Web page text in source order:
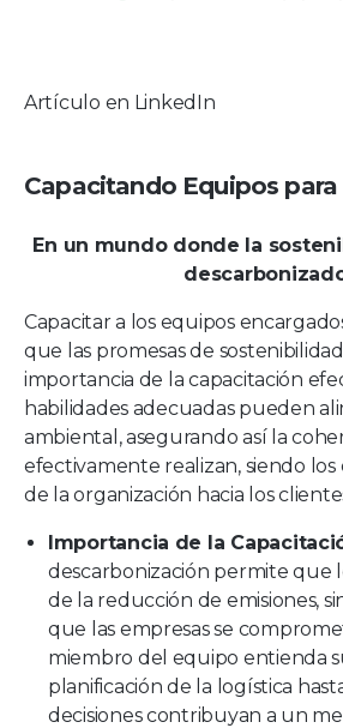
Artículo en LinkedIn
Capacitando Equipos
En un mundo donde la
Capacitar a los equipos
que las promesas de
importancia de la capacitación
habilidades adecuadas pueden
ambiental, asegurando así la
efectivamente realizan, siendo
de la organización hacia los
Importancia de la
descarbonización permite que
de la reducción de emisiones,
que las empresas se
miembro del equipo entienda
planificación de la logística
decisiones contribuyan a un